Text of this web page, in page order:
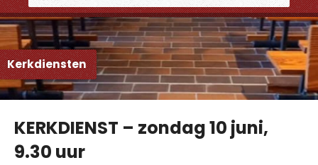
Kerkdiensten
KERKDIENST – zondag 10 juni,
9.30 uur